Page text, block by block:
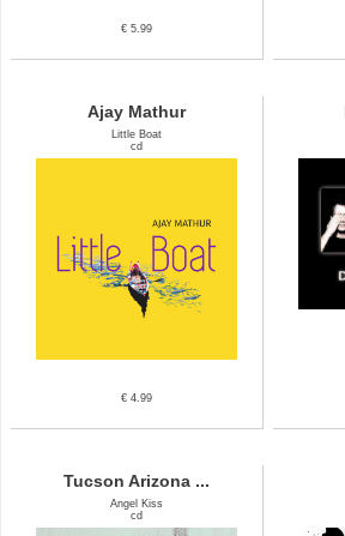
€ 5.99
Ajay Mathur
Little Boat
cd
€ 4.99
Tucson Arizona ...
Angel Kiss
cd